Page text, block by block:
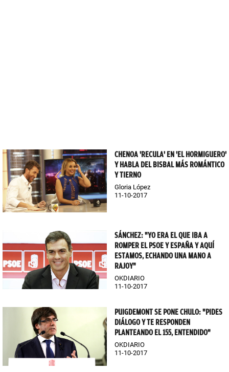
CHENOA 'RECULA' EN 'EL HORMIGUERO'
Y HABLA DEL BISBAL MÁS ROMÁNTICO
Y TIERNO
Gloria López
11-10-2017
SÁNCHEZ: "YO ERA EL QUE IBA A
ROMPER EL PSOE Y ESPAÑA Y AQUÍ
ESTAMOS, ECHANDO UNA MANO A
RAJOY"
OKDIARIO
11-10-2017
PUIGDEMONT SE PONE CHULO: "PIDES
DIÁLOGO Y TE RESPONDEN
PLANTEANDO EL 155, ENTENDIDO"
OKDIARIO
11-10-2017